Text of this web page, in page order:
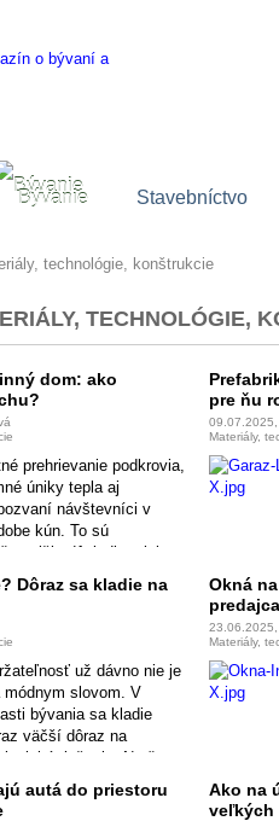
Bývanie Stavebníctvo
technológie, konštrukcie
TECHNOLÓGIE,
dom: ako
prehrievanie podkrovia,
úniky tepla aj
návštevníci v
kún. To sú
dôsledky zlej
strechy, s ktorými sa
majitelia rodinných
pre ňu
09.07.2025,
Materiály,
Dôraz sa kladie na
už dávno nie je
módnym slovom. V
bývania sa kladie
väčší dôraz na
riešenia. Na čo
pri voľbe produktov na
domu zamerať?
Okná
Materiály,
autá do priestoru
Ako na
veľkých